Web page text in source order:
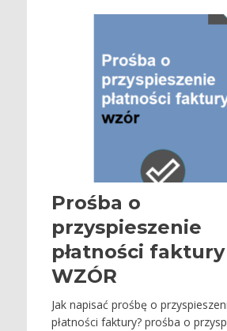
Prośba o
przyspieszenie
płatności faktury
WZÓR
Jak napisać prośbę o
płatności faktury? prośba o